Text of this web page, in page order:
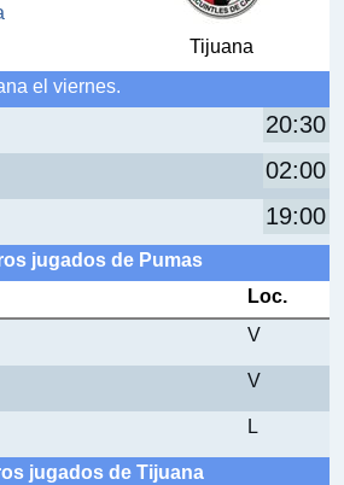
Tijuana
el viernes.
20:30
02:00
19:00
jugados de Pumas
Loc.
V
V
L
jugados de Tijuana